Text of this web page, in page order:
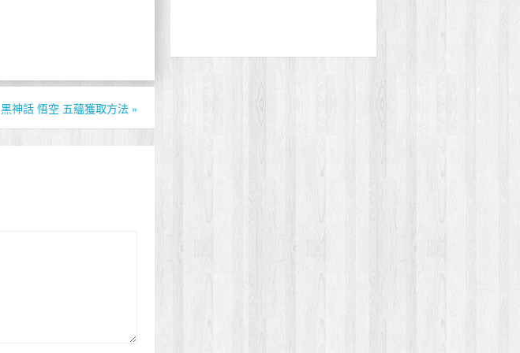
黑神話 悟空 五蘊獲取方法 »